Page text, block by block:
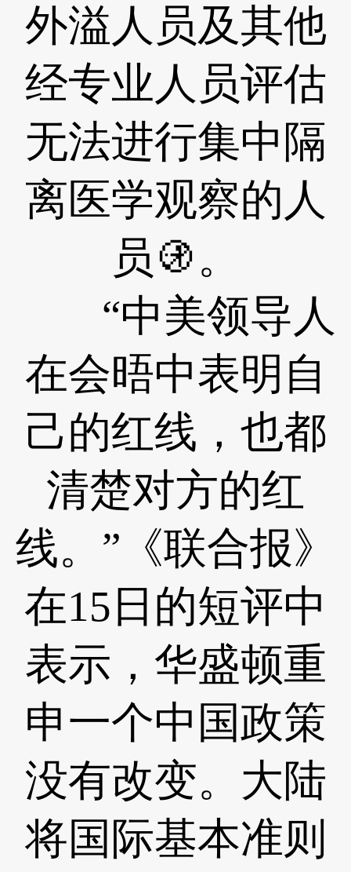
外溢人员及其他
经专业人员评估
无法进行集中隔
离医学观察的人
员🚯。
“中美领导人
在会晤中表明自
己的红线，也都
清楚对方的红
线。”《联合报》
在15日的短评中
表示，华盛顿重
申一个中国政策
没有改变。大陆
将国际基本准则